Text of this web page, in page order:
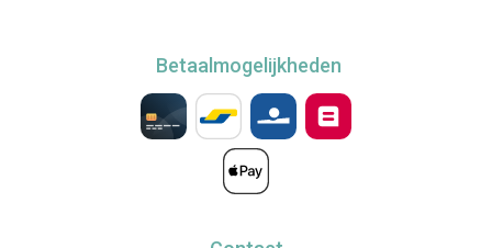
Betaalmogelijkheden